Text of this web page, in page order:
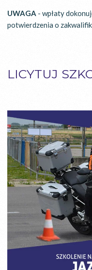
UWAGA - wpłaty
potwierdzenia o
LICYTUJ